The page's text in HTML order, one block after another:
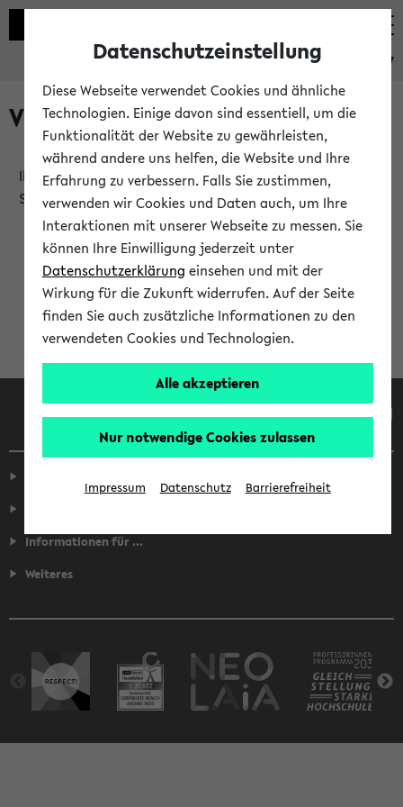
eKVV
Verlauf
Ihr Verlauf ist leer. Er wird sich im Verlauf Ihrer eKVV
Sitzung füllen.
Informationen für ...
Weiteres
Datenschutzeinstellung
Diese Webseite verwendet Cookies und ähnliche
Technologien. Einige davon sind essentiell, um die
Funktionalität der Website zu gewährleisten,
während andere uns helfen, die Website und Ihre
Erfahrung zu verbessern. Falls Sie zustimmen,
verwenden wir Cookies und Daten auch, um Ihre
Interaktionen mit unserer Webseite zu messen. Sie
können Ihre Einwilligung jederzeit unter
Datenschutzerklärung einsehen und mit der
Wirkung für die Zukunft widerrufen. Auf der Seite
finden Sie auch zusätzliche Informationen zu den
verwendeten Cookies und Technologien.
Alle akzeptieren
Nur notwendige Cookies zulassen
Impressum Datenschutz Barrierefreiheit